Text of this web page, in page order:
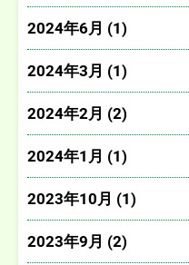
2024年6月 (1)
2024年3月 (1)
2024年2月 (2)
2024年1月 (1)
2023年10月 (1)
2023年9月 (2)